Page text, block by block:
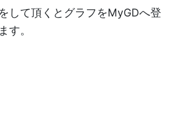
して頂くとグラフをMyGDへ登
す。